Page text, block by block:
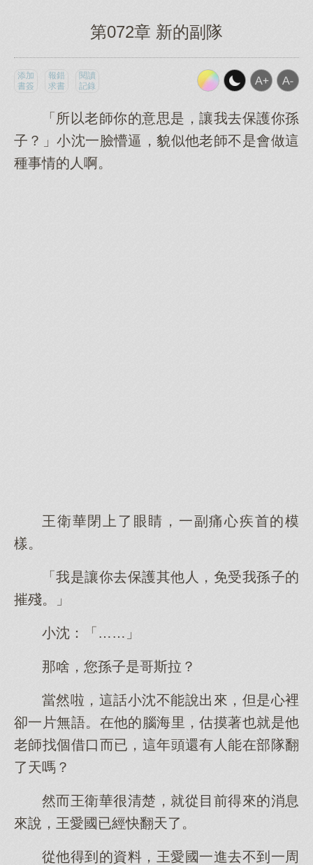
第072章 新的副隊
添加
書簽
報錯
求書
閱讀
記錄
「所以老師你的意思是，讓我去保護你孫
子？」小沈一臉懵逼，貌似他老師不是會做這
種事情的人啊。
王衛華閉上了眼睛，一副痛心疾首的模
樣。
「我是讓你去保護其他人，免受我孫子的
摧殘。」
小沈：「……」
那啥，您孫子是哥斯拉？
當然啦，這話小沈不能說出來，但是心裡
卻一片無語。在他的腦海里，估摸著也就是他
老師找個借口而已，這年頭還有人能在部隊翻
了天嗎？
然而王衛華很清楚，就從目前得來的消息
來說，王愛國已經快翻天了。
從他得到的資料，王愛國一進去不到一周